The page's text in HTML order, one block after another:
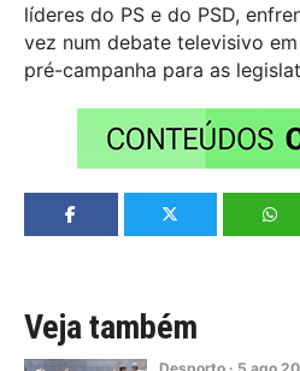
líderes do PS e do PSD,
vez num debate televisivo
pré-campanha para as
Veja também